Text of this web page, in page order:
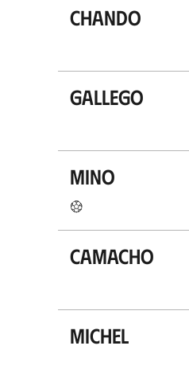
Chando
Gallego
Mino
Camacho
Michel